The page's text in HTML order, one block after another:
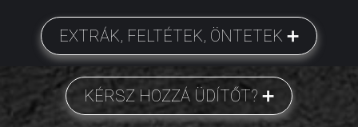
EXTRÁK, FELTÉTEK, ÖNTETEK
KÉRSZ HOZZÁ ÜDÍTŐT?